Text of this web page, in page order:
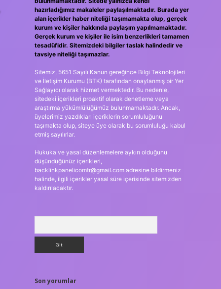
hazırladığımız makaleler paylaşılmaktadır. Burada yer
alan içerikler haber niteliği taşımamakta olup, gerçek
kurum ve kişiler hakkında paylaşım yapılmamaktadır.
Gerçek kurum ve kişiler ile isim benzerlikleri tamamen
tesadüfidir. Sitemizdeki bilgiler taslak halindedir ve
tavsiye niteliği taşımazlar.
Sitemiz, 5651 Sayılı Kanun gereğince Bilgi Teknolojileri
ve İletişim Kurumu (BTK) tarafından onaylanmış bir Yer
Sağlayıcı olarak hizmet vermektedir. Bu nedenle,
sitedeki içerikleri proaktif olarak denetleme veya
araştırma yükümlülüğümüz bulunmamaktadır. Ancak,
üyelerimiz yazdıkları içeriklerin sorumluluğunu
taşımakta olup, siteye üye olarak bu sorumluluğu kabul
etmiş sayılırlar.
Hukuka ve yasal düzenlemelere aykırı olduğunu
düşündüğünüz içerikleri,
backlinkpanelicomtr@gmail.comadresine bildirmeniz
halinde, ilgili içerikler yasal süre içerisinde sitemizden
kaldırılacaktır.
Son yorumlar